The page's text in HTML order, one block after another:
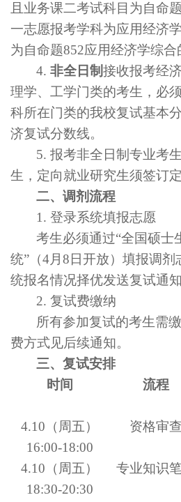
且业务课二考试科目为自命题
一志愿报考学科为应用经济
为自命题852应用经济学综合
4. 非全日制接收报考经
理学、工学门类的考生，必
科所在门类的我校复试基本
济复试分数线。
5. 报考非全日制专业考
生，定向就业研究生须签订
二、调剂流程
1. 登录系统填报志愿
考生必须通过“全国硕士
统” （4月 8 日开放）填报调
统报名情况择优发送复试通知
2. 复试费缴纳
所有参加复试的考生需
费方式见后续通知。
三、复试安排
时间
流程
4.10 （周五）
16:00-18:00
资格审查
4.10 （周五）
18:30-20:30
专业知识